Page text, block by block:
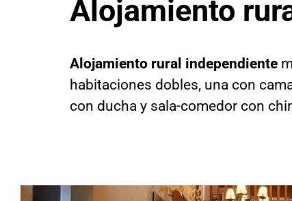
Alojamiento
Alojamiento rural independiente
habitaciones dobles, una con
con ducha y sala-comedor con